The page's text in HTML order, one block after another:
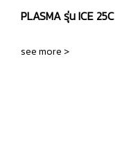
PLASMA รุ่น ICE 25C
see more >